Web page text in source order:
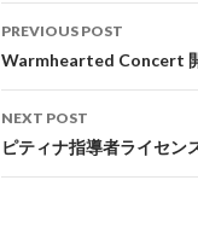
Post
navigation
PREVIOUS POST
Warmhearted Concert
NEXT POST
ピティナ指導者ライセン